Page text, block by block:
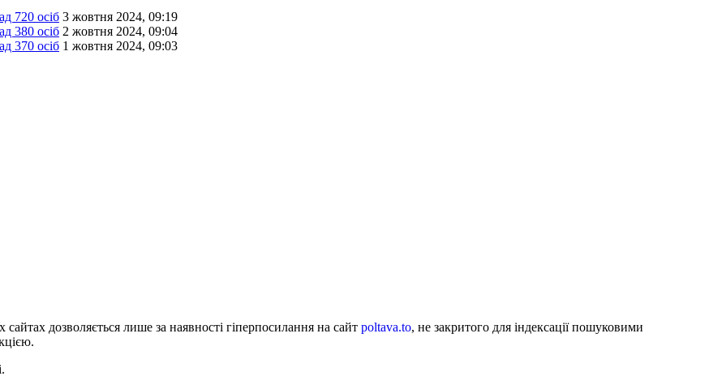
720 осіб 3 жовтня 2024, 09:19
380 осіб 2 жовтня 2024, 09:04
370 осіб 1 жовтня 2024, 09:03
дозволяється лише за наявності гіперпосилання на сайт poltava.to, не закритого для індексації пошуковими